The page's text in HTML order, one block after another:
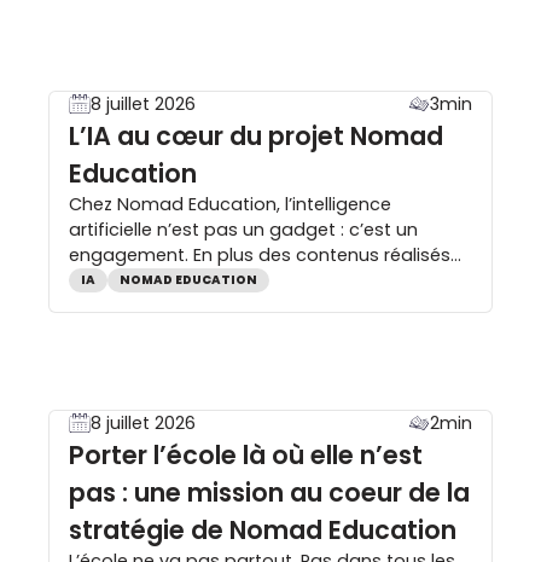
[…]
8 juillet 2026 3min
L’IA au cœur du projet Nomad
Education
Chez Nomad Education, l’intelligence
artificielle n’est pas un gadget : c’est un
engagement. En plus des contenus réalisés
par 400 professeurs de l’Éducation nationale,
l’abonnement NOMAD+ met l’IA au service de
Nomad’IA : le savoir de nos 400 […]
IA NOMAD EDUCATION
8 juillet 2026 2min
Porter l’école là où elle n’est
pas : une mission au coeur de la
stratégie de Nomad Education